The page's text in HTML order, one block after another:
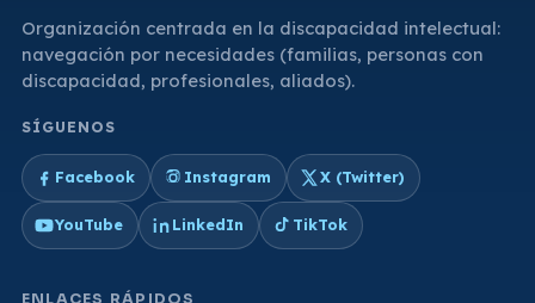
Organización centrada en la discapacidad intelectual:
navegación por necesidades (familias, personas con
discapacidad, profesionales, aliados).
SÍGUENOS
Facebook Instagram X (Twitter)
YouTube LinkedIn TikTok